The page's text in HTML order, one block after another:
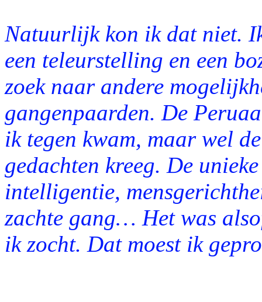
Natuurlijk kon ik dat niet.
een teleurstelling en een
zoek naar andere
gangenpaarden. De
ik tegen kwam, maar wel
gedachten kreeg. De
intelligentie,
zachte gang… Het was
ik zocht. Dat moest ik